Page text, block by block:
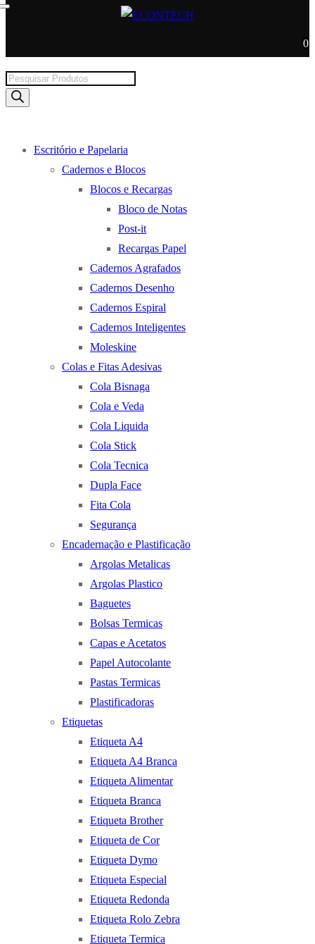
0
Products
search
Escritório e Papelaria
Cadernos e Blocos
Blocos e Recargas
Bloco de Notas
Post-it
Recargas Papel
Cadernos Agrafados
Cadernos Desenho
Cadernos Espiral
Cadernos Inteligentes
Moleskine
Colas e Fitas Adesivas
Cola Bisnaga
Cola e Veda
Cola Liquida
Cola Stick
Cola Tecnica
Dupla Face
Fita Cola
Segurança
Encadernação e Plastificação
Argolas Metalicas
Argolas Plastico
Baguetes
Bolsas Termicas
Capas e Acetatos
Papel Autocolante
Pastas Termicas
Plastificadoras
Etiquetas
Etiqueta A4
Etiqueta A4 Branca
Etiqueta Alimentar
Etiqueta Branca
Etiqueta Brother
Etiqueta de Cor
Etiqueta Dymo
Etiqueta Especial
Etiqueta Redonda
Etiqueta Rolo Zebra
Etiqueta Termica